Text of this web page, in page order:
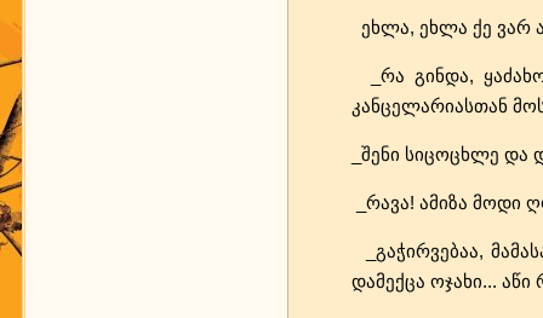
ეხლა, ეხლა ქე ვარ
_რა გინდა,
კანცელარიასთან
_შენი სიცოცხლე
_რავა! ამიზა მოდი
_გაჭირვებაა,
დამექცა ოჯახი...